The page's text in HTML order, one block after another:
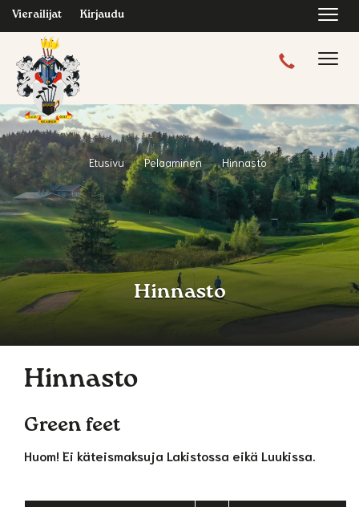
Vierailijat Kirjaudu
Etusivu Pelaaminen Hinnasto
Hinnasto
Hinnasto
Green feet
Huom! Ei käteismaksuja Lakistossa eikä Luukissa.